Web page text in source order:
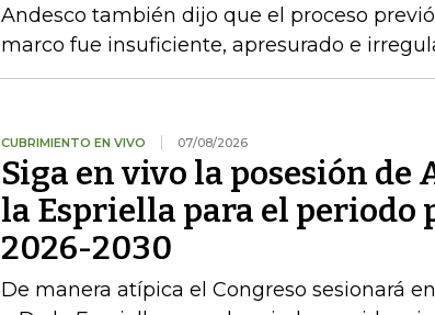
Andesco también dijo que el proceso
marco fue insuficiente, apresurado e
CUBRIMIENTO EN VIVO 07/08/2026
Siga en vivo la posesión de
la Espriella para el periodo
2026-2030
De manera atípica el Congreso sesionará